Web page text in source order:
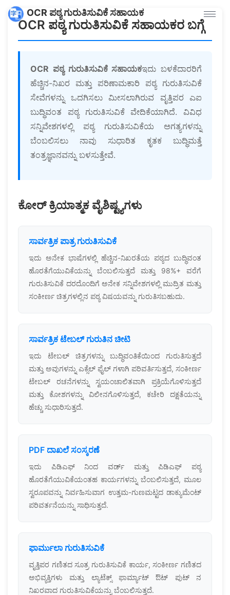
OCR ಪಠ್ಯ ಗುರುತಿಸುವಿಕೆ ಸಹಾಯಕ
OCR ಪಠ್ಯ ಗುರುತಿಸುವಿಕೆ ಸಹಾಯಕರ ಬಗ್ಗೆ
OCR ಪಠ್ಯ ಗುರುತಿಸುವಿಕೆ ಸಹಾಯಕಇದು ಬಳಕೆದಾರರಿಗೆ
ಹೆಚ್ಚಿನ-ನಿಖರ ಮತ್ತು ಪರಿಣಾಮಕಾರಿ ಪಠ್ಯ ಗುರುತಿಸುವಿಕೆ
ಸೇವೆಗಳನ್ನು ಒದಗಿಸಲು ಮೀಸಲಾಗಿರುವ ವೃತ್ತಿಪರ ಎಐ
ಬುದ್ಧಿವಂತ ಪಠ್ಯ ಗುರುತಿಸುವಿಕೆ ವೇದಿಕೆಯಾಗಿದೆ. ವಿವಿಧ
ಸನ್ನಿವೇಶಗಳಲ್ಲಿ ಪಠ್ಯ ಗುರುತಿಸುವಿಕೆಯ ಅಗತ್ಯಗಳನ್ನು
ಬೆಂಬಲಿಸಲು ನಾವು ಸುಧಾರಿತ ಕೃತಕ ಬುದ್ಧಿಮತ್ತೆ
ತಂತ್ರಜ್ಞಾನವನ್ನು ಬಳಸುತ್ತೇವೆ.
ಕೋರ್ ಕ್ರಿಯಾತ್ಮಕ ವೈಶಿಷ್ಟ್ಯಗಳು
ಸಾರ್ವತ್ರಿಕ ಪಾತ್ರ ಗುರುತಿಸುವಿಕೆ
ಇದು ಅನೇಕ ಭಾಷೆಗಳಲ್ಲಿ ಹೆಚ್ಚಿನ-ನಿಖರತೆಯ ಪಠ್ಯದ ಬುದ್ಧಿವಂತ
ಹೊರತೆಗೆಯುವಿಕೆಯನ್ನು ಬೆಂಬಲಿಸುತ್ತದೆ ಮತ್ತು 98%+ ವರೆಗೆ
ಗುರುತಿಸುವಿಕೆ ದರದೊಂದಿಗೆ ಅನೇಕ ಸನ್ನಿವೇಶಗಳಲ್ಲಿ ಮುದ್ರಿತ ಮತ್ತು
ಸಂಕೀರ್ಣ ಚಿತ್ರಗಳಲ್ಲಿನ ಪಠ್ಯ ವಿಷಯವನ್ನು ಗುರುತಿಸಬಹುದು.
ಸಾರ್ವತ್ರಿಕ ಟೇಬಲ್ ಗುರುತಿನ ಚೀಟಿ
ಇದು ಟೇಬಲ್ ಚಿತ್ರಗಳನ್ನು ಬುದ್ಧಿವಂತಿಕೆಯಿಂದ ಗುರುತಿಸುತ್ತದೆ
ಮತ್ತು ಅವುಗಳನ್ನು ಎಕ್ಸೆಲ್ ಫೈಲ್ ಗಳಾಗಿ ಪರಿವರ್ತಿಸುತ್ತದೆ, ಸಂಕೀರ್ಣ
ಟೇಬಲ್ ರಚನೆಗಳನ್ನು ಸ್ವಯಂಚಾಲಿತವಾಗಿ ಪ್ರಕ್ರಿಯೆಗೊಳಿಸುತ್ತದೆ
ಮತ್ತು ಕೋಶಗಳನ್ನು ವಿಲೀನಗೊಳಿಸುತ್ತದೆ, ಕಚೇರಿ ದಕ್ಷತೆಯನ್ನು
ಹೆಚ್ಚು ಸುಧಾರಿಸುತ್ತದೆ.
PDF ದಾಖಲೆ ಸಂಸ್ಕರಣೆ
ಇದು ಪಿಡಿಎಫ್ ನಿಂದ ವರ್ಡ್ ಮತ್ತು ಪಿಡಿಎಫ್ ಪಠ್ಯ
ಹೊರತೆಗೆಯುವಿಕೆಯಂತಹ ಕಾರ್ಯಗಳನ್ನು ಬೆಂಬಲಿಸುತ್ತದೆ, ಮೂಲ
ಸ್ವರೂಪವನ್ನು ನಿರ್ವಹಿಸುವಾಗ ಉತ್ತಮ-ಗುಣಮಟ್ಟದ ಡಾಕ್ಯುಮೆಂಟ್
ಪರಿವರ್ತನೆಯನ್ನು ಸಾಧಿಸುತ್ತದೆ.
ಫಾರ್ಮುಲಾ ಗುರುತಿಸುವಿಕೆ
ವೃತ್ತಿಪರ ಗಣಿತದ ಸೂತ್ರ ಗುರುತಿಸುವಿಕೆ ಕಾರ್ಯ, ಸಂಕೀರ್ಣ ಗಣಿತದ
ಅಭಿವ್ಯಕ್ತಿಗಳು ಮತ್ತು ಲ್ಯಾಟೆಕ್ಸ್ ಫಾರ್ಮ್ಯಾಟ್ ಔಟ್ ಪುಟ್ ನ
ನಿಖರವಾದ ಗುರುತಿಸುವಿಕೆಯನ್ನು ಬೆಂಬಲಿಸುತ್ತದೆ.